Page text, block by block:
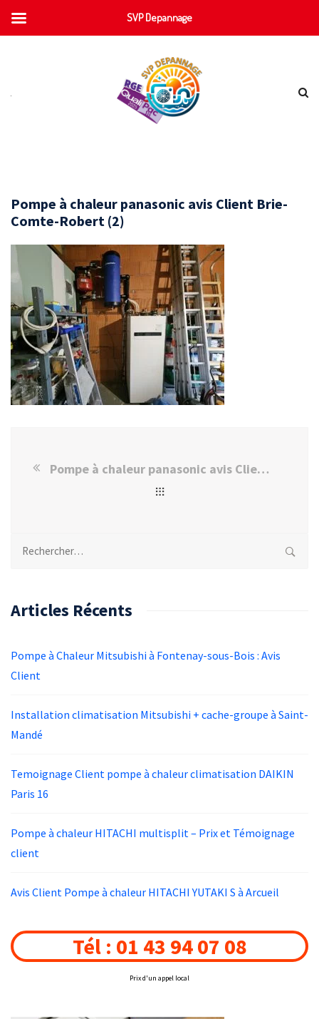
Pompe à chaleur panasonic avis Client Brie-
Comte-Robert (2)
Pompe à chaleur panasonic avis Client Brie-Comte-Robert
Rechercher :
Articles Récents
Pompe à Chaleur Mitsubishi à Fontenay-sous-Bois : Avis
Client
Installation climatisation Mitsubishi + cache-groupe à Saint-
Mandé
Temoignage Client pompe à chaleur climatisation DAIKIN
Paris 16
Pompe à chaleur HITACHI multisplit – Prix et Témoignage
client
Avis Client Pompe à chaleur HITACHI YUTAKI S à Arcueil
Tél : 01 43 94 07 08
Prix d'un appel local
SVP Depannage